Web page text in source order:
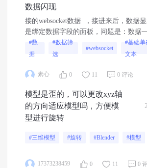
数据闪现
接的websocket数据 ，接进来后，数据
是绑定数据字段的面板，问题是：数据
websocket过几秒来了新数据，就又闪一
就没了
#数
据
#数据筛
选
#websocket
#基础单
文本
素心 0 11 0 评论
模型是歪的，可以更改xyz轴
的方向适应模型吗，方便模
型进行旋转
#三维模型 #旋转 #Blender #模型
17373238459 0 11 0